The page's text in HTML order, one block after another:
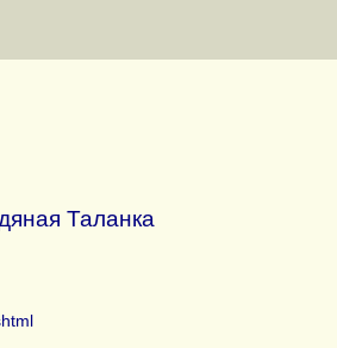
Таланка